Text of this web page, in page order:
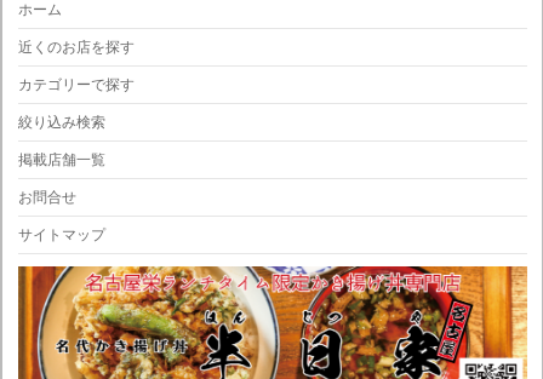
ホーム
近くのお店を探す
カテゴリーで探す
絞り込み検索
掲載店舗一覧
お問合せ
サイトマップ